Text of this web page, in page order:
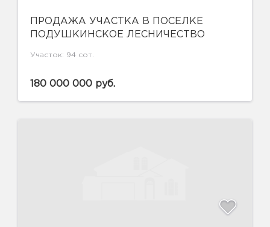
ПРОДАЖА УЧАСТКА В ПОСЕЛКЕ
ПОДУШКИНСКОЕ ЛЕСНИЧЕСТВО
Участок: 94 сот.
180 000 000 руб.